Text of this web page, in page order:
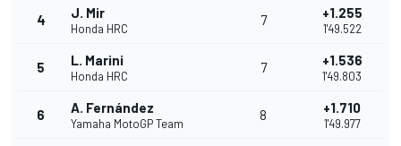
4 J. Mir
Honda HRC
7 +1.255
1'49.522
5 L. Marini
Honda HRC
7 +1.536
1'49.803
6 A. Fernández
Yamaha MotoGP Team
8 +1.710
1'49.977